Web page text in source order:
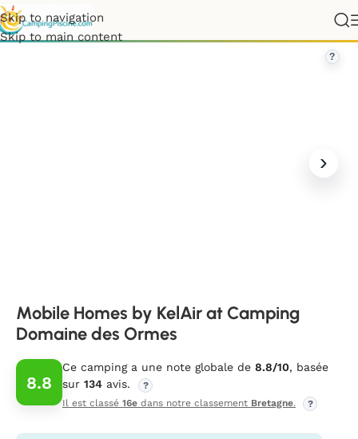
Skip to navigation
Skip to main content
»Mobile Homes by KelAir at Camping Domaine des Ormes
?
Mobile Homes by KelAir at Camping
Domaine des Ormes
8.8
Ce camping a une note globale de 8.8/10, basée
sur 134 avis.
?
Il est classé 16e dans notre classement Bretagne. ?